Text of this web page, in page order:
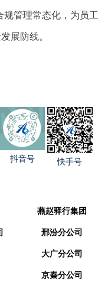
规管理常态化，为员工
展防线。
抖音号 快手号
燕赵驿行集团
邢汾分公司
大广分公司
京秦分公司